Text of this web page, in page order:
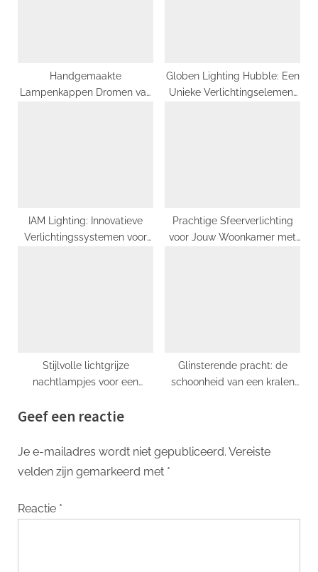
Handgemaakte
Lampenkappen Dromen van
Globen Lighting Hubble: Een
Unieke Verlichtingselement
IAM Lighting: Innovatieve
Verlichtingssystemen voor
Prachtige Sfeerverlichting
voor Jouw Woonkamer met
Stijlvolle lichtgrijze
nachtlampjes voor een
Glinsterende pracht: de
schoonheid van een kralen
Geef een reactie
Je e-mailadres wordt niet gepubliceerd. Vereiste
velden zijn gemarkeerd met *
Reactie *